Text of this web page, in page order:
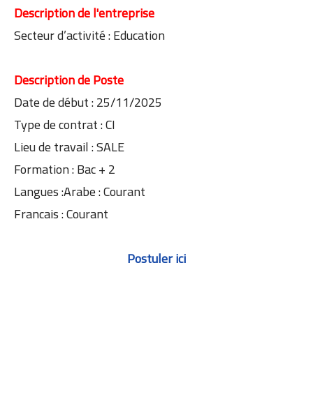
Description de l'entreprise
Secteur d’activité : Education
Description de Poste
Date de début : 25/11/2025
Type de contrat : CI
Lieu de travail : SALE
Formation : Bac + 2
Langues :Arabe : Courant
Francais : Courant
Postuler ici